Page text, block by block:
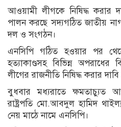
আওয়ামী লীগকে নিষিদ্ধ করার
পালন করছে সদ্যগঠিত জাতীয়
দল ও সংগঠন।
এনসিপি গঠিত হওয়ার পর
হত্যাকাণ্ডসহ বিভিন্ন
লীগের রাজনীতি নিষিদ্ধ করার
বুধবার মধ্যরাতে ক্ষমতাচ্যুত
রাষ্ট্রপতি মো.আবদুল হামিদ
নেয় মাঠে নামে এনসিপি।